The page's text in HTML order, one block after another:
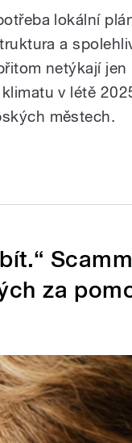
lokální
a
netýkají
v létě
městech.
za